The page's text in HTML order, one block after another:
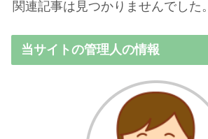
関連記事は見つかりませんでした。
当サイトの管理人の情報